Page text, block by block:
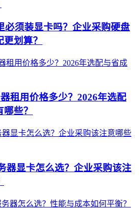
必须装显卡吗？企业采购硬盘
划算？
租用价格多少？2026年选配
些？
器显卡怎么选？企业采购该注